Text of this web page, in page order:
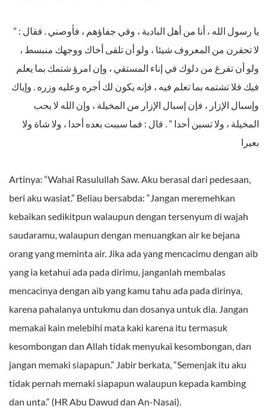
يا رسول الله ، أنا من أهل البادية ، وفي جفاؤهم ، فأوصني . فقال : ”
لا تحقرن من المعروف شيئا ، ولو أن تلقى أخاك ووجهك منبسط ،
ولو أن تفرغ من دلوك في إناء المستقي ، وإن امرؤ شتمك بما يعلم
فيك فلا تشتمه بما تعلم فيه ، فإنه يكون لك أجره وعليه وزره . وإياك
وإسبال الإزار ، فإن إسبال الإزار من المخيلة ، وإن الله لا يحب
المخيلة ، ولا تسبن أحدا ” . قال : فما سببت بعده أحدا ، ولا شاة ولا
بعيرا
Artinya: “Wahai Rasulullah Saw. Aku berasal dari pedesaan,
beri aku wasiat.” Beliau bersabda: “Jangan meremehkan
kebaikan sedikitpun walaupun dengan tersenyum di wajah
saudaramu, walaupun dengan menuangkan air ke bejana
orang yang meminta air. Jika ada yang mencacimu dengan aib
yang ia ketahui ada pada dirimu, janganlah membalas
mencacinya dengan aib yang kamu tahu ada pada dirinya,
karena pahalanya untukmu dan dosanya untuk dia. Jangan
memakai kain melebihi mata kaki karena itu termasuk
kesombongan dan Allah tidak menyukai kesombongan, dan
jangan memaki siapapun.” Jabir berkata, “Semenjak itu aku
tidak pernah memaki siapapun walaupun kepada kambing
dan unta.” (HR Abu Dawud dan An-Nasai).